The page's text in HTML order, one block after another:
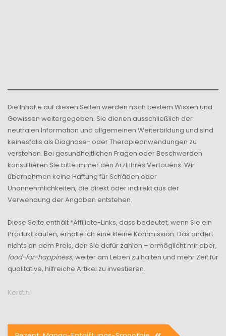
Die Inhalte auf diesen Seiten werden nach bestem Wissen und
Gewissen weitergegeben. Sie dienen ausschließlich der
neutralen Information und allgemeinen Weiterbildung und sind
keinesfalls als Diagnose- oder Therapieanwendungen zu
verstehen. Bei gesundheitlichen Fragen oder Beschwerden
konsultieren Sie bitte immer den Arzt Ihres Vertauens. Wir
übernehmen keine Haftung für Schäden oder
Unannehmlichkeiten, die direkt oder indirekt aus der
Verwendung der Angaben entstehen.
Diese Seite enthält *Affiliate-Links, dass bedeutet, wenn Sie ein
Produkt kaufen, erhalte ich eine kleine Kommission. Das ändert
nichts an dem Preis, den Sie dafür zahlen – ermöglicht mir aber,
food-for-happiness, weiter am Leben zu halten und mehr Zeit für
qualitative, hilfreiche Artikel zu investieren.
Kerstin
Beitragsnavigation